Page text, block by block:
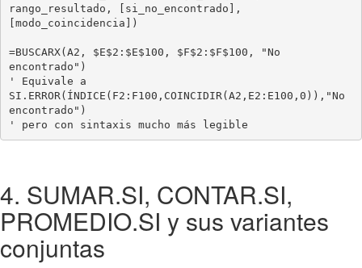
rango_resultado, [si_no_encontrado],
[modo_coincidencia])
=BUSCARX(A2, $E$2:$E$100, $F$2:$F$100, "No
encontrado")
' Equivale a
SI.ERROR(ÍNDICE(F2:F100,COINCIDIR(A2,E2:E100,0)),"No
encontrado")
' pero con sintaxis mucho más legible
4. SUMAR.SI, CONTAR.SI,
PROMEDIO.SI y sus variantes
conjuntas